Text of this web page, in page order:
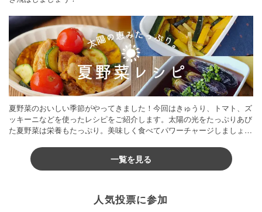
夏野菜のおいしい季節がやってきました！今回はきゅうり、トマト、ズ
ッキーニなどを使ったレシピをご紹介します。太陽の光をたっぷりあび
た夏野菜は栄養もたっぷり。美味しく食べてパワーチャージしましょう
一覧を見る
人気投票に参加